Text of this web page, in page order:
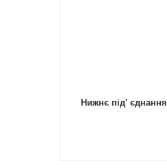
Нижнє під' єднання